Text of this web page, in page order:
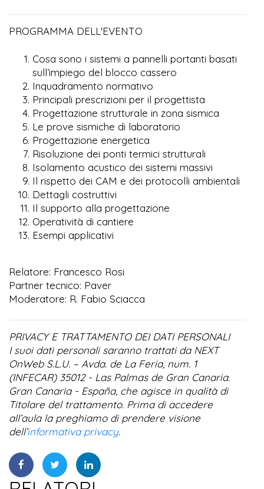
PROGRAMMA DELL'EVENTO
Cosa sono i sistemi a pannelli portanti basati
sull’impiego del blocco cassero
Inquadramento normativo
Principali prescrizioni per il progettista
Progettazione strutturale in zona sismica
Le prove sismiche di laboratorio
Progettazione energetica
Risoluzione dei ponti termici strutturali
Isolamento acustico dei sistemi massivi
Il rispetto dei CAM e dei protocolli ambientali
Dettagli costruttivi
Il supporto alla progettazione
Operatività di cantiere
Esempi applicativi
Relatore: Francesco Rosi
Partner tecnico: Paver
Moderatore: R. Fabio Sciacca
PRIVACY E TRATTAMENTO DEI DATI PERSONALI
I suoi dati personali saranno trattati da NEXT
OnWeb S.L.U. – Avda. de La Feria, num. 1
(INFECAR) 35012 - Las Palmas de Gran Canaria.
Gran Canaria - España, che agisce in qualità di
Titolare del trattamento. Prima di accedere
all’aula la preghiamo di prendere visione
dell’informativa privacy.